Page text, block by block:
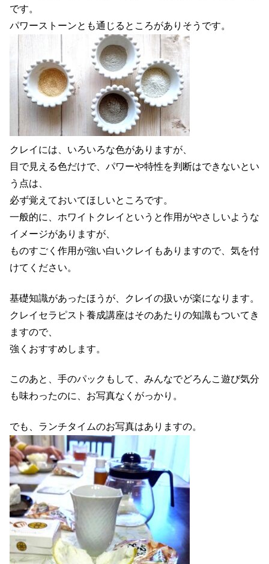
です。
パワーストーンとも通じるところがありそうです。
クレイには、いろいろな色がありますが、
目で見える色だけで、パワーや特性を判断はできないとい
う点は、
必ず覚えておいてほしいところです。
一般的に、ホワイトクレイというと作用がやさしいような
イメージがありますが、
ものすごく作用が強い白いクレイもありますので、気を付
けてください。
基礎知識があったほうが、クレイの扱いが楽になります。
クレイセラピスト養成講座はそのあたりの知識もついてき
ますので、
強くおすすめします。
このあと、手のパックもして、みんなでどろんこ遊び気分
も味わったのに、お写真なくがっかり。
でも、ランチタイムのお写真はありますの。